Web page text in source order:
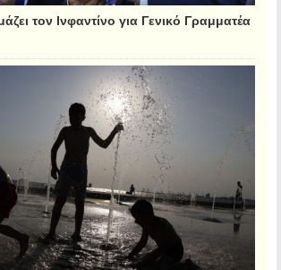
τον Ινφαντίνο για Γενικό Γραμματέα